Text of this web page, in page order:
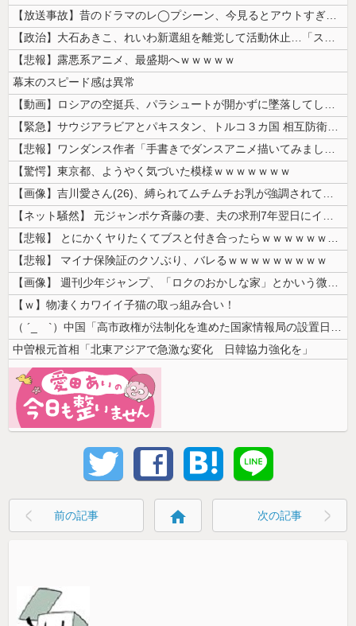
【放送事故】昔のドラマのレ◯プシーン、今見るとアウトすぎる・・・
【政治】大石あきこ、れいわ新選組を離党して活動休止…「スジは通します」...
【悲報】露悪系アニメ、最盛期へｗｗｗｗｗ
幕末のスピード感は異常
【動画】ロシアの空挺兵、パラシュートが開かずに墜落してしまう。
【緊急】サウジアラビアとパキスタン、トルコ３カ国 相互防衛協定締結
【悲報】ワンダンス作者「手書きでダンスアニメ描いてみました」←アニメの...
【驚愕】東京都、ようやく気づいた模様ｗｗｗｗｗｗｗ
【画像】吉川愛さん(26)、縛られてムチムチお乳が強調されてしまう
【ネット騒然】 元ジャンポケ斉藤の妻、夫の求刑7年翌日にインスタ更新！...
【悲報】 とにかくヤりたくてブスと付き合ったらｗｗｗｗｗｗｗｗｗｗｗｗ...
【悲報】 マイナ保険証のクソぶり、バレるｗｗｗｗｗｗｗｗｗ
【画像】 週刊少年ジャンプ、「ロクのおかしな家」とかいう微妙な漫画を巻...
【ｗ】物凄くカワイイ子猫の取っ組み合い！
（ ´_ゝ`）中国「高市政権が法制化を進めた国家情報局の設置日が7月3...
中曽根元首相「北東アジアで急激な変化 日韓協力強化を」
前の記事 home 次の記事